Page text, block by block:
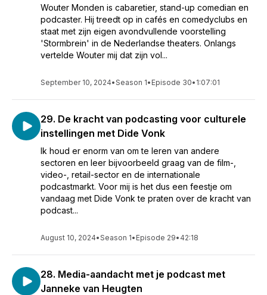
Wouter Monden is cabaretier, stand-up comedian en
podcaster. Hij treedt op in cafés en comedyclubs en
staat met zijn eigen avondvullende voorstelling
'Stormbrein' in de Nederlandse theaters. Onlangs
vertelde Wouter mij dat zijn vol...
September 10, 2024•Season 1• Episode 30• 1:07:01
29. De kracht van podcasting voor culturele
instellingen met Dide Vonk
Ik houd er enorm van om te leren van andere
sectoren en leer bijvoorbeeld graag van de film-,
video-, retail-sector en de internationale
podcastmarkt. Voor mij is het dus een feestje om
vandaag met Dide Vonk te praten over de kracht van
podcast...
August 10, 2024•Season 1• Episode 29• 42:18
28. Media-aandacht met je podcast met
Janneke van Heugten